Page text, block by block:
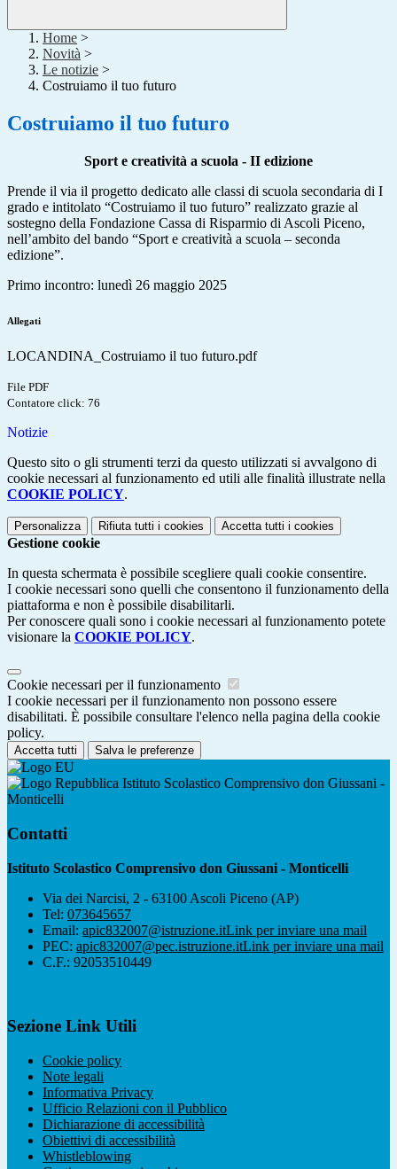
Home >
Novità >
Le notizie >
Costruiamo il tuo futuro
Costruiamo il tuo futuro
Sport e creatività a scuola - II edizione
Prende il via il progetto dedicato alle classi di scuola secondaria di I
grado e intitolato “Costruiamo il tuo futuro” realizzato grazie al
sostegno della Fondazione Cassa di Risparmio di Ascoli Piceno,
nell’ambito del bando “Sport e creatività a scuola – seconda
edizione”.
Primo incontro: lunedì 26 maggio 2025
Allegati
LOCANDINA_Costruiamo il tuo futuro.pdf
File PDF
Contatore click: 76
Notizie
Questo sito o gli strumenti terzi da questo utilizzati si avvalgono di
cookie necessari al funzionamento ed utili alle finalità illustrate nella
COOKIE POLICY.
Personalizza Rifiuta tutti i cookies Accetta tutti i cookies
Gestione cookie
In questa schermata è possibile scegliere quali cookie consentire.
I cookie necessari sono quelli che consentono il funzionamento della
piattaforma e non è possibile disabilitarli.
Per conoscere quali sono i cookie necessari al funzionamento potete
visionare la COOKIE POLICY.
Cookie necessari per il funzionamento
I cookie necessari per il funzionamento non possono essere
disabilitati. È possibile consultare l'elenco nella pagina della cookie
policy.
Accetta tutti Salva le preferenze
Istituto Scolastico Comprensivo don Giussani -
Monticelli
Contatti
Istituto Scolastico Comprensivo don Giussani - Monticelli
Via dei Narcisi, 2 - 63100 Ascoli Piceno (AP)
Tel: 073645657
Email: apic832007@istruzione.itLink per inviare una mail
PEC: apic832007@pec.istruzione.itLink per inviare una mail
C.F.: 92053510449
Sezione Link Utili
Cookie policy
Note legali
Informativa Privacy
Ufficio Relazioni con il Pubblico
Dichiarazione di accessibilità
Obiettivi di accessibilità
Whistleblowing